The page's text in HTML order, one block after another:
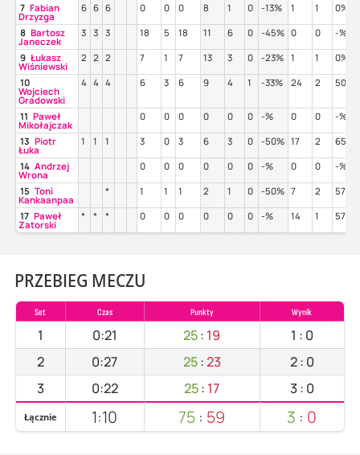
7 Fabian
Drzyzga
6 6 6 0 0 0 8 1 0 -13% 1 1 0%
8 Bartosz
Janeczek
3 3 3 18 5 18 11 6 0 -45% 0 0 -%
9 Łukasz
Wiśniewski
2 2 2 7 1 7 13 3 0 -23% 1 1 0%
10
Wojciech
Gradowski
4 4 4 6 3 6 9 4 1 -33% 24 2 50%
11 Paweł
Mikołajczak
0 0 0 0 0 0 -% 0 0 -%
13 Piotr
Łuka
1 1 1 3 0 3 6 3 0 -50% 17 2 65%
14 Andrzej
Wrona
0 0 0 0 0 0 -% 0 0 -%
15 Toni
Kankaanpaa
* 1 1 1 2 1 0 -50% 7 2 57%
17 Paweł
Zatorski
* * * 0 0 0 0 0 0 -% 14 1 57%
PRZEBIEG MECZU
Set Czas Punkty Wynik
1 0:21 25: 19 1 : 0
2
0:27 25:23 2: 0
3
0:22 25: 17 3: 0
Łącznie 1:10 75 : 59 3 : 0